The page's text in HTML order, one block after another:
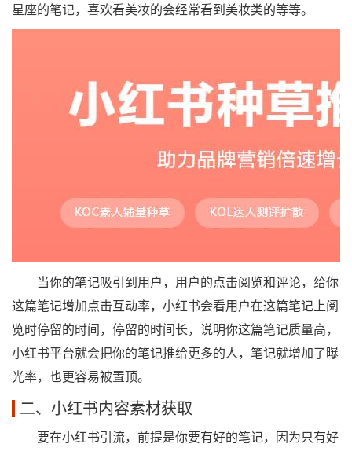
星座的笔记，喜欢看美妆的会经常看到美妆类的等等。
当你的笔记吸引到用户，用户的点击阅览和评论，给你
这篇笔记增加点击互动率，小红书会看用户在这篇笔记上阅
览时停留的时间，停留的时间长，说明你这篇笔记质量高，
小红书平台就会把你的笔记推给更多的人，笔记就增加了曝
光率，也更容易被置顶。
二、小红书内容素材获取
要在小红书引流，前提是你要有好的笔记，因为只有好